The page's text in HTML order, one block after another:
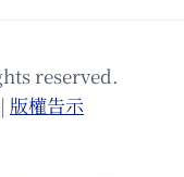
reserved.
| 版權告⽰